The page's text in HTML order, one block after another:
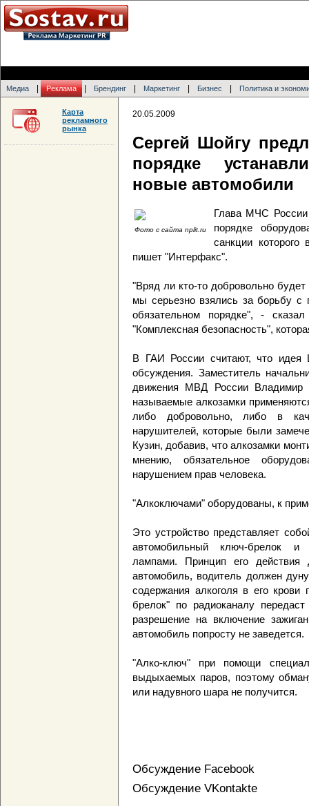
Медиа Реклама Брендинг Маркетинг Бизнес Политика и
20.05.2009
Сергей Шойгу
порядке
новые автомобили
Фото с сайта nplit.ru
Глава МЧС России
порядке
санкции которого
пишет "Интерфакс".
"Вряд ли кто-то добровольно
мы серьезно взялись за борьбу с
обязательном порядке", -
"Комплексная безопасность",
В ГАИ России считают, что идея
обсуждения. Заместитель
движения МВД России Владимир
называемые алкозамки
либо добровольно, либо в
нарушителей, которые были
Кузин, добавив, что алкозамки
мнению, обязательное
нарушением прав человека.
"Алкоключами" оборудованы, к
Это устройство представляет
автомобильный ключ-брелок и
лампами. Принцип его действия
автомобиль, водитель должен
содержания алкоголя в его
брелок" по радиоканалу
разрешение на включение
автомобиль попросту не заведется.
"Алко-ключ" при помощи
выдыхаемых паров, поэтому
или надувного шара не получится.
Обсуждение Facebook
Обсуждение VKontakte
Карта
рекламного
рынка